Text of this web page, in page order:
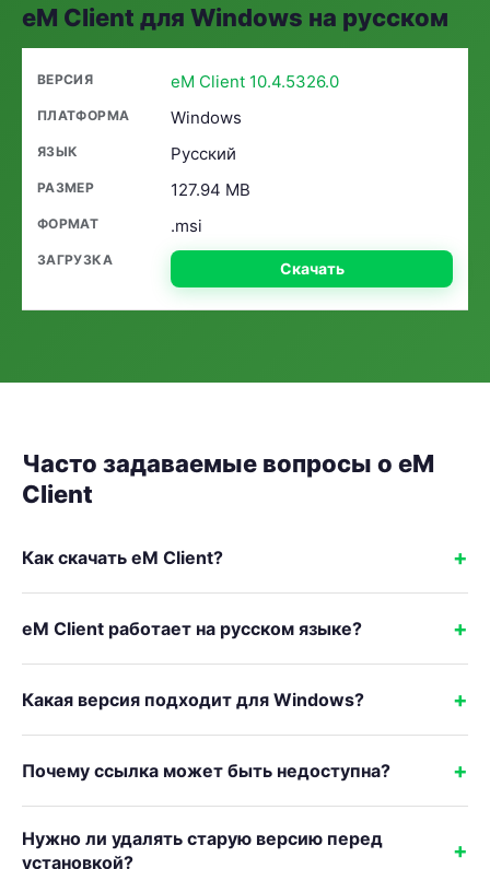
eM Client для Windows на русском
eM Client 10.4.5326.0
Windows
Русский
127.94 MB
.msi
Скачать
Часто задаваемые вопросы о eM
Client
Как скачать eM Client?
eM Client работает на русском языке?
Какая версия подходит для Windows?
Почему ссылка может быть недоступна?
Нужно ли удалять старую версию перед
установкой?